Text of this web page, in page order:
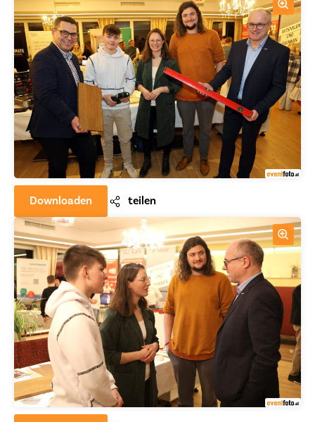
Downloaden teilen